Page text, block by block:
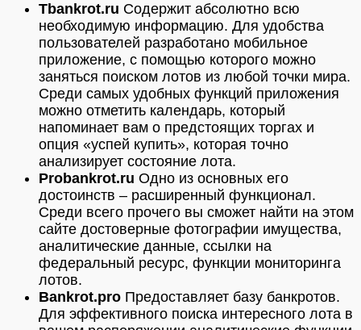
Tbankrot.ru Содержит абсолютно всю
необходимую информацию. Для удобства
пользователей разработано мобильное
приложение, с помощью которого можно
заняться поиском лотов из любой точки мира.
Среди самых удобных функций приложения
можно отметить календарь, который
напоминает вам о предстоящих торгах и
опция «успей купить», которая точно
анализирует состояние лота.
Probankrot.ru Одно из основных его
достоинств – расширенный функционал.
Среди всего прочего вы сможет найти на этом
сайте достоверные фотографии имущества,
аналитические данные, ссылки на
федеральный ресурс, функции мониторинга
лотов.
Bankrot.pro Предоставляет базу банкротов.
Для эффективного поиска интересного лота в